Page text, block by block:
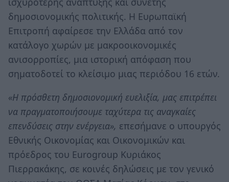
δημοσιονομικής πολιτικής. Η Ευρωπαϊκή
Επιτροπή αφαίρεσε την Ελλάδα από τον
κατάλογο χωρών με μακροοικονομικές
ανισορροπίες, μια ιστορική απόφαση που
σηματοδοτεί το κλείσιμο μιας περιόδου 16 ετών.
«Η πρόσθετη δημοσιονομική ευελιξία, μας επιτρέπει
να πραγματοποιήσουμε ταχύτερα τις αναγκαίες
επενδύσεις στην ενέργεια», επεσήμανε ο υπουργός
Εθνικής Οικονομίας και Οικονομικών και
πρόεδρος του Eurogroup Κυριάκος
Πιερρακάκης, σε κοινές δηλώσεις με τον γενικό